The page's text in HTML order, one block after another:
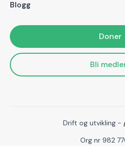
Blogg
Doner
Bli
Drift og utvikling -
Org nr 982